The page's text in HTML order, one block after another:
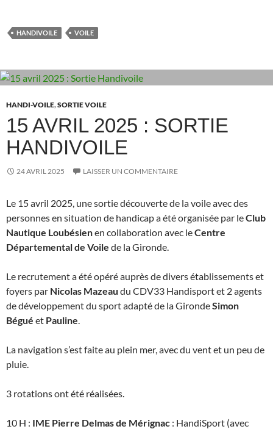
HANDIVOILE VOILE
HANDI-VOILE,SORTIE VOILE
15 AVRIL 2025 : SORTIE
HANDIVOILE
24 AVRIL 2025 LAISSER UN COMMENTAIRE
Le 15 avril 2025, une sortie découverte de la voile avec des
personnes en situation de handicap a été organisée par leClub
Nautique Loubésienen collaboration avec leCentre
Départemental de Voile de la Gironde.
Le recrutement a été opéré auprès de divers établissements et
foyers par Nicolas Mazeau du CDV33 Handisport et 2 agents
de développement du sport adapté de la GirondeSimon
Bégué et Pauline.
La navigation s’est faite au plein mer, avec du vent et un peu de
pluie.
3 rotations ont été réalisées.
10 H : IME Pierre Delmas de Mérignac : HandiSport (avec